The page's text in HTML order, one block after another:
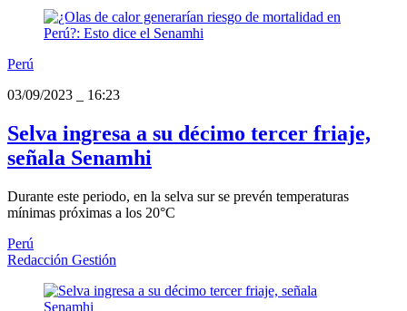
Perú
03/09/2023
16:23
Selva ingresa a su décimo tercer friaje,
señala Senamhi
Durante este periodo, en la selva sur se prevén temperaturas
mínimas próximas a los 20°C
Perú
Redacción Gestión